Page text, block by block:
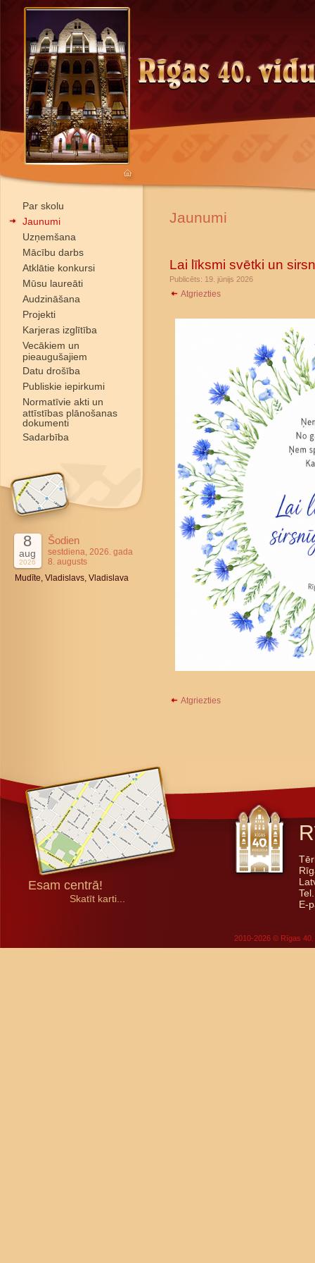
Par skolu
Jaunumi
Uzņemšana
Mācību darbs
Atklātie konkursi
Mūsu laureāti
Audzināšana
Projekti
Karjeras izglītība
Vecākiem un
pieaugušajiem
Datu drošība
Publiskie iepirkumi
Normatīvie akti un
attīstības plānošanas
dokumenti
Sadarbība
8
aug
2026
Šodien
sestdiena, 2026. gada
8. augusts
Mudīte, Vladislavs, Vladislava
Jaunumi
Lai līksmi svētki un
Publicēts: 19. jūnijs 2026
Atgriezties
Atgriezties
Esam centrā!
Skatīt karti...
E-
2010-2026 © Rīgas